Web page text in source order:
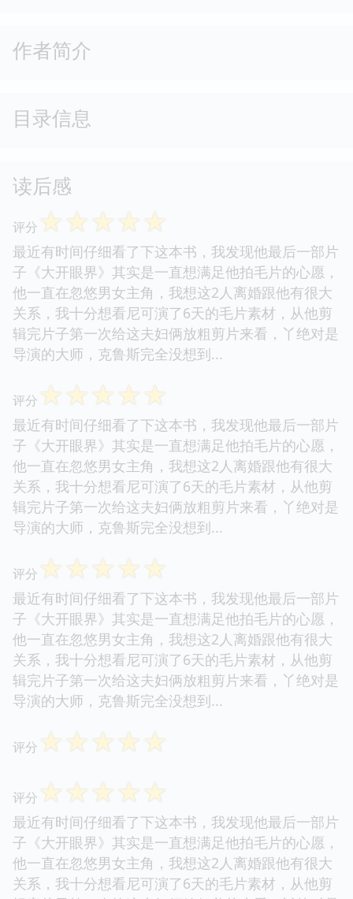
作者简介
目录信息
读后感
评分 ☆☆☆☆☆
最近有时间仔细看了下这本书，我发现他最后一部片
子《大开眼界》其实是一直想满足他拍毛片的心愿，
他一直在忽悠男女主角，我想这2人离婚跟他有很大
关系，我十分想看尼可演了6天的毛片素材，从他剪
辑完片子第一次给这夫妇俩放粗剪片来看，丫绝对是
导演的大师，克鲁斯完全没想到...
评分 ☆☆☆☆☆
最近有时间仔细看了下这本书，我发现他最后一部片
子《大开眼界》其实是一直想满足他拍毛片的心愿，
他一直在忽悠男女主角，我想这2人离婚跟他有很大
关系，我十分想看尼可演了6天的毛片素材，从他剪
辑完片子第一次给这夫妇俩放粗剪片来看，丫绝对是
导演的大师，克鲁斯完全没想到...
评分 ☆☆☆☆☆
最近有时间仔细看了下这本书，我发现他最后一部片
子《大开眼界》其实是一直想满足他拍毛片的心愿，
他一直在忽悠男女主角，我想这2人离婚跟他有很大
关系，我十分想看尼可演了6天的毛片素材，从他剪
辑完片子第一次给这夫妇俩放粗剪片来看，丫绝对是
导演的大师，克鲁斯完全没想到...
评分 ☆☆☆☆☆
评分 ☆☆☆☆☆
最近有时间仔细看了下这本书，我发现他最后一部片
子《大开眼界》其实是一直想满足他拍毛片的心愿，
他一直在忽悠男女主角，我想这2人离婚跟他有很大
关系，我十分想看尼可演了6天的毛片素材，从他剪